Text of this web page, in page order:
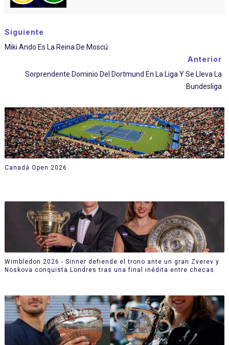
Siguiente
Miki Ando Es La Reina De Moscú
Anterior
Sorprendente Dominio Del Dortmund En La Liga Y Se Lleva La
Bundesliga
Canadá Open 2026
Wimbledon 2026 - Sinner defiende el trono ante un gran Zverev y
Noskova conquista Londres tras una final inédita entre checas